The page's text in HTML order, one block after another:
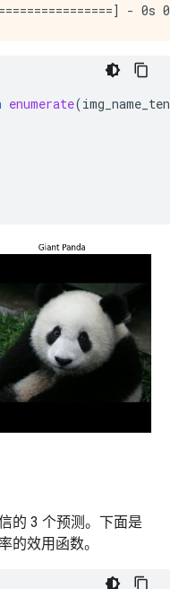
enumerate(
的 3 个预测。下面是
的效用函数。